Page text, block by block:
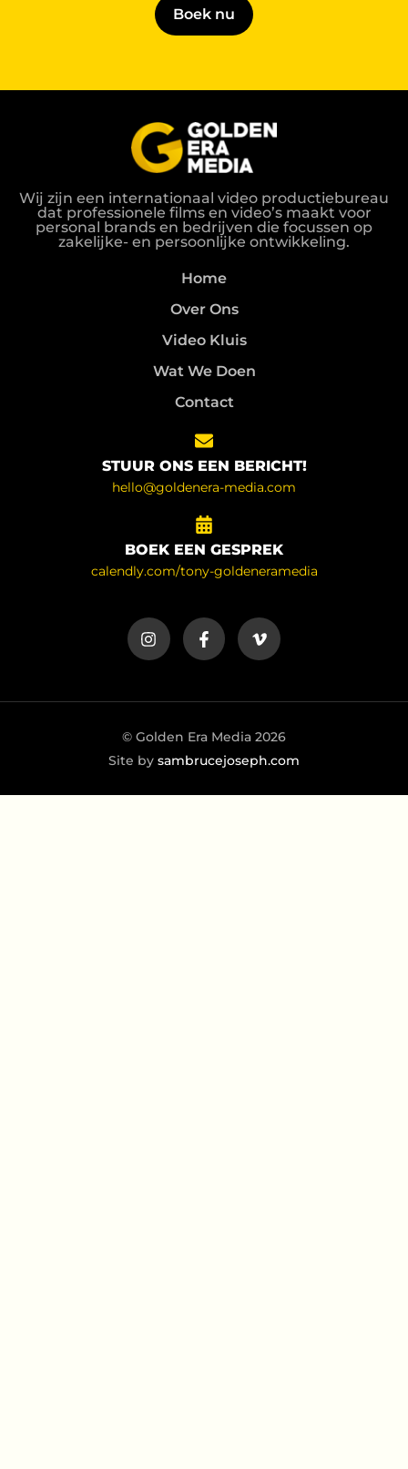
Boek nu
Wij zijn een internationaal video productiebureau
dat professionele films en video’s maakt voor
personal brands en bedrijven die focussen op
zakelijke- en persoonlijke ontwikkeling.
Home
Over Ons
Video Kluis
Wat We Doen
Contact
STUUR ONS EEN BERICHT!
hello@goldenera-media.com
BOEK EEN GESPREK
calendly.com/tony-goldeneramedia
© Golden Era Media 2026
Site by sambrucejoseph.com